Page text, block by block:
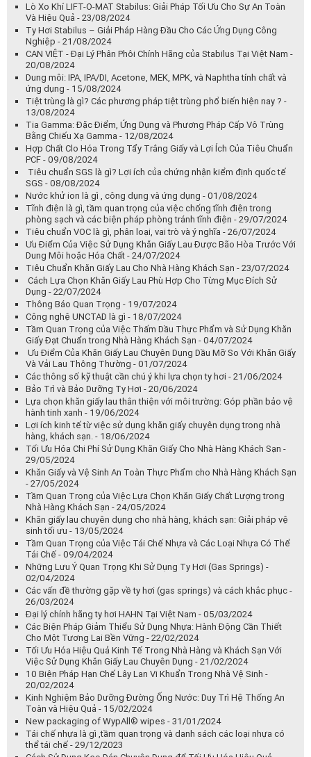
Lò Xo Khí LIFT-O-MAT Stabilus: Giải Pháp Tối Ưu Cho Sự An Toàn
Và Hiệu Quả - 23/08/2024
Ty Hơi Stabilus – Giải Pháp Hàng Đầu Cho Các Ứng Dụng Công
Nghiệp - 21/08/2024
CAN VIỆT - Đại Lý Phân Phôi Chính Hãng của Stabilus Tại Việt Nam -
20/08/2024
Dung môi: IPA, IPA/DI, Acetone, MEK, MPK, và Naphtha tính chất và
ứng dụng - 15/08/2024
Tiệt trùng là gì? Các phương pháp tiệt trùng phổ biến hiện nay ? -
13/08/2024
Tia Gamma: Đặc Điểm, Ứng Dụng và Phương Pháp Cấp Vô Trùng
Bằng Chiếu Xạ Gamma - 12/08/2024
Hợp Chất Clo Hóa Trong Tẩy Trắng Giấy và Lợi Ích Của Tiêu Chuẩn
PCF - 09/08/2024
Tiêu chuẩn SGS là gì? Lợi ích của chứng nhận kiểm định quốc tế
SGS - 08/08/2024
Nước khử ion là gì , công dụng và ứng dụng - 01/08/2024
Tĩnh điện là gì, tầm quan trọng của việc chống tĩnh điện trong
phòng sạch và các biện pháp phòng tránh tĩnh điện - 29/07/2024
Tiêu chuẩn VOC là gì, phân loại, vai trò và ý nghĩa - 26/07/2024
Ưu Điểm Của Việc Sử Dụng Khăn Giấy Lau Được Bão Hòa Trước Với
Dung Môi hoặc Hóa Chất - 24/07/2024
Tiêu Chuẩn Khăn Giấy Lau Cho Nhà Hàng Khách Sạn - 23/07/2024
Cách Lựa Chọn Khăn Giấy Lau Phù Hợp Cho Từng Mục Đích Sử
Dụng - 22/07/2024
Thông Báo Quan Trọng - 19/07/2024
Công nghệ UNCTAD là gì - 18/07/2024
Tầm Quan Trọng của Việc Thấm Dầu Thực Phẩm và Sử Dụng Khăn
Giấy Đạt Chuẩn trong Nhà Hàng Khách Sạn - 04/07/2024
Ưu Điểm Của Khăn Giấy Lau Chuyên Dụng Dầu Mỡ So Với Khăn Giấy
Và Vải Lau Thông Thường - 01/07/2024
Các thông số kỹ thuật cần chú ý khi lựa chọn ty hơi - 21/06/2024
Bảo Trì và Bảo Dưỡng Ty Hơi - 20/06/2024
Lựa chọn khăn giấy lau thân thiện với môi trường: Góp phần bảo vệ
hành tinh xanh - 19/06/2024
Lợi ích kinh tế từ việc sử dụng khăn giấy chuyên dụng trong nhà
hàng, khách sạn. - 18/06/2024
Tối Ưu Hóa Chi Phí Sử Dụng Khăn Giấy Cho Nhà Hàng Khách Sạn -
29/05/2024
Khăn Giấy và Vệ Sinh An Toàn Thực Phẩm cho Nhà Hàng Khách Sạn
- 27/05/2024
Tầm Quan Trọng của Việc Lựa Chọn Khăn Giấy Chất Lượng trong
Nhà Hàng Khách Sạn - 24/05/2024
Khăn giấy lau chuyên dụng cho nhà hàng, khách sạn: Giải pháp vệ
sinh tối ưu - 13/05/2024
Tầm Quan Trọng của Việc Tái Chế Nhựa và Các Loại Nhựa Có Thể
Tái Chế - 09/04/2024
Những Lưu Ý Quan Trọng Khi Sử Dụng Ty Hơi (Gas Springs) -
02/04/2024
Các vấn đề thường gặp về ty hơi (gas springs) và cách khắc phục -
26/03/2024
Đại lý chính hãng ty hơi HAHN Tại Việt Nam - 05/03/2024
Các Biện Pháp Giảm Thiểu Sử Dụng Nhựa: Hành Động Cần Thiết
Cho Một Tương Lai Bền Vững - 22/02/2024
Tối Ưu Hóa Hiệu Quả Kinh Tế Trong Nhà Hàng và Khách Sạn Với
Việc Sử Dụng Khăn Giấy Lau Chuyên Dụng - 21/02/2024
10 Biện Pháp Hạn Chế Lây Lan Vi Khuẩn Trong Nhà Vệ Sinh -
20/02/2024
Kinh Nghiệm Bảo Dưỡng Đường Ống Nước: Duy Trì Hệ Thống An
Toàn và Hiệu Quả - 15/02/2024
New packaging of WypAll® wipes - 31/01/2024
Tái chế nhựa là gì ,tầm quan trọng và danh sách các loại nhựa có
thể tái chế - 29/12/2023